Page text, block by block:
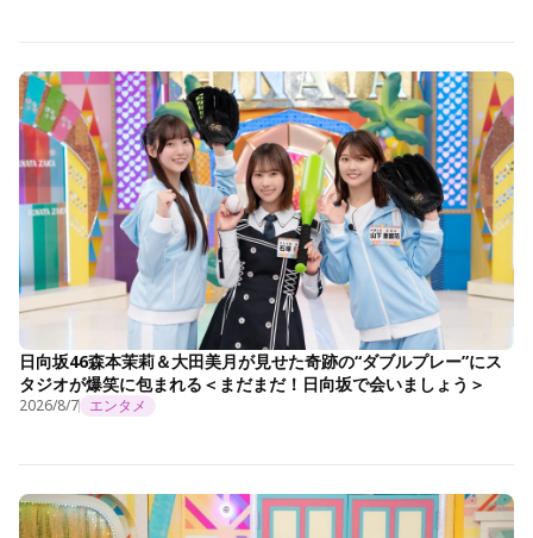
日向坂46森本茉莉＆大田美月が見せた奇跡の“ダブルプレー”にス
タジオが爆笑に包まれる＜まだまだ！日向坂で会いましょう＞
2026/8/7 エンタメ